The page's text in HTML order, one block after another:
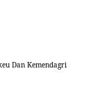
Dan Kemendagri